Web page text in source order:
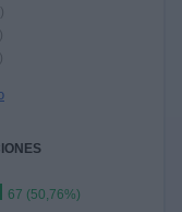
67 (50,76%)